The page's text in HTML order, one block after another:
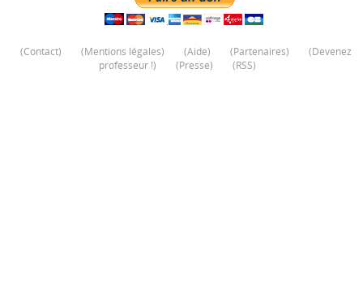
(Contact) (Mentions légales) (Aide) (Partenaires) (Devenez
professeur !) (Presse) (RSS)